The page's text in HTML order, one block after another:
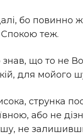
бо повинно
Спокою теж.
що то не
для
струнка
або не
не залишивши